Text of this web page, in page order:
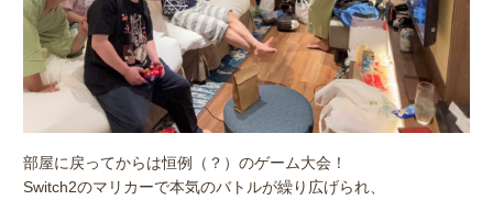
部屋に戻ってからは恒例（？）のゲーム大会！
Switch2のマリカーで本気のバトルが繰り広げられ、